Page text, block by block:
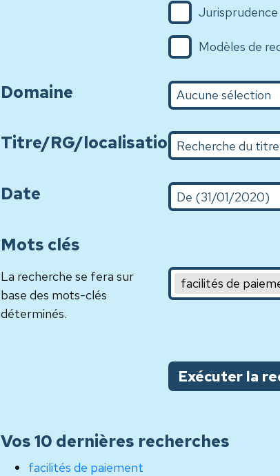
Jurisprudence
Modèles de
Domaine
Titre/RG/localisationRecherche du titre
Date De (d/m/Y)
Mots clés
La recherche se fera sur
base des mots-clés
déterminés.
Mot clé 1,Mot clé
facilités de
Exécuter la
Vos 10 dernières recherches
facilités de paiement